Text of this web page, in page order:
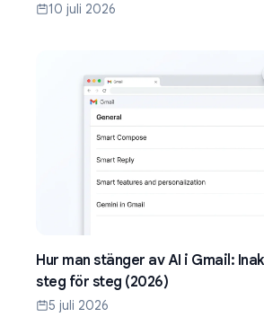
10 juli 2026
Hur man stänger av AI i Gmail:
steg för steg (2026)
5 juli 2026